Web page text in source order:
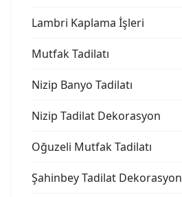
Lambri Kaplama İşleri
Mutfak Tadilatı
Nizip Banyo Tadilatı
Nizip Tadilat Dekorasyon
Oğuzeli Mutfak Tadilatı
Şahinbey Tadilat Dekorasyon